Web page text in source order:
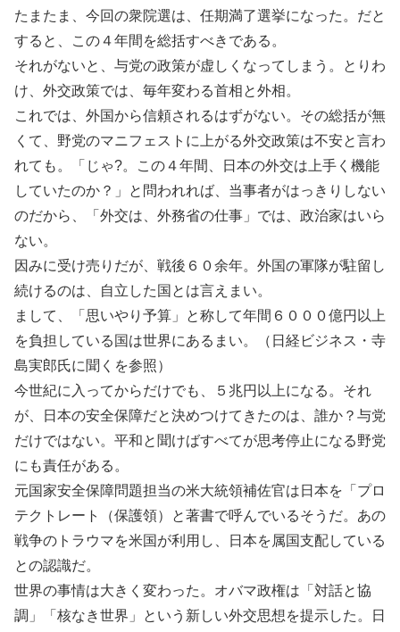
たまたま、今回の衆院選は、任期満了選挙になった。だと
すると、この４年間を総括すべきである。
それがないと、与党の政策が虚しくなってしまう。とりわ
け、外交政策では、毎年変わる首相と外相。
これでは、外国から信頼されるはずがない。その総括が無
くて、野党のマニフェストに上がる外交政策は不安と言わ
れても。「じゃ?。この４年間、日本の外交は上手く機能
していたのか？」と問われれば、当事者がはっきりしない
のだから、「外交は、外務省の仕事」では、政治家はいら
ない。
因みに受け売りだが、戦後６０余年。外国の軍隊が駐留し
続けるのは、自立した国とは言えまい。
まして、「思いやり予算」と称して年間６０００億円以上
を負担している国は世界にあるまい。（日経ビジネス・寺
島実郎氏に聞くを参照）
今世紀に入ってからだけでも、５兆円以上になる。それ
が、日本の安全保障だと決めつけてきたのは、誰か？与党
だけではない。平和と聞けばすべてが思考停止になる野党
にも責任がある。
元国家安全保障問題担当の米大統領補佐官は日本を「プロ
テクトレート（保護領）と著書で呼んでいるそうだ。あの
戦争のトラウマを米国が利用し、日本を属国支配している
との認識だ。
世界の事情は大きく変わった。オバマ政権は「対話と協
調」「核なき世界」という新しい外交思想を提示した。日